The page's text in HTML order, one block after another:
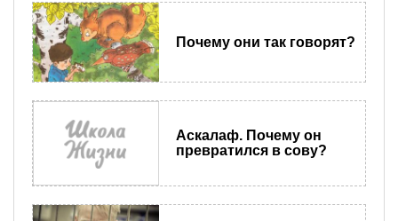
Почему они так говорят?
Аскалаф. Почему он
превратился в сову?